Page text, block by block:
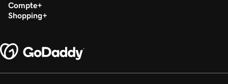
Compte
Shopping